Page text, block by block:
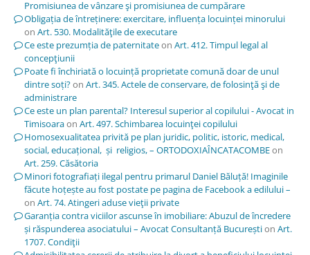
Promisiunea de vânzare şi promisiunea de cumpărare
Obligația de întreținere: exercitare, influența locuinței minorului
on Art. 530. Modalităţile de executare
Ce este prezumția de paternitateon Art. 412. Timpul legal al
concepţiunii
Poate fi închiriată o locuință proprietate comună doar de unul
dintre soți?on Art. 345. Actele de conservare, de folosinţă şi de
administrare
Ce este un plan parental? Interesul superior al copilului - Avocat in
Timisoaraon Art. 497. Schimbarea locuinţei copilului
Homosexualitatea privită pe plan juridic, politic, istoric, medical,
social, educațional, și religios, – ORTODOXIAÎNCATACOMBEon
Art. 259. Căsătoria
Minori fotografiați ilegal pentru primarul Daniel Băluță! Imaginile
făcute hoțește au fost postate pe pagina de Facebook a edilului –
on Art. 74. Atingeri aduse vieţii private
Garanția contra viciilor ascunse în imobiliare: Abuzul de încredere
și răspunderea asociatului – Avocat Consultanță Bucureștion Art.
1707. Condiţii